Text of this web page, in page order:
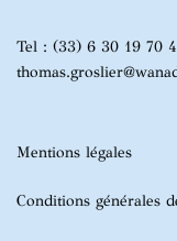
Tel : (33) 6 30 19 70
Mentions légales
Conditions générales